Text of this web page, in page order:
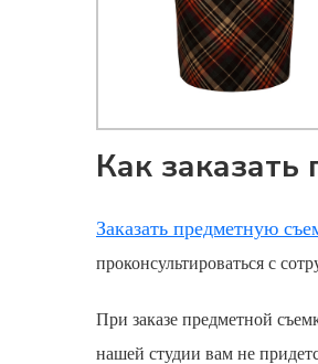
Как заказать
Заказать предметную
проконсультироваться с
При заказе предметной
нашей студии вам не